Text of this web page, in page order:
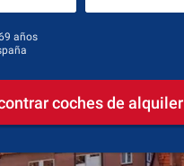
años
coches de alquiler